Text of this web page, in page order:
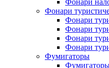
Фонари
Фонари
Фонари
Фонари
Фонари
Фонари
Фумигаторы